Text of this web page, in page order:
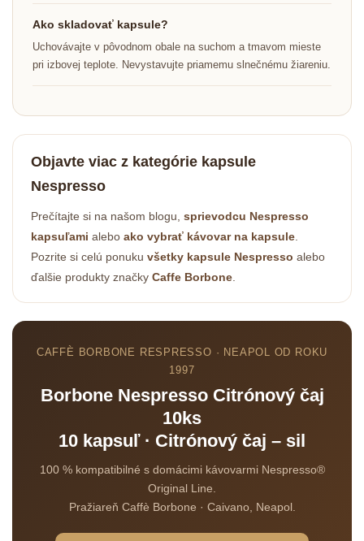
Ako skladovať kapsule?
Uchovávajte v pôvodnom obale na suchom a tmavom mieste
pri izbovej teplote. Nevystavujte priamemu slnečnému žiareniu.
Objavte viac z kategórie kapsule
Nespresso
Prečítajte si na našom blogu, sprievodcu Nespresso
kapsuľami alebo ako vybrať kávovar na kapsule
Pozrite si celú ponuku všetky kapsule Nespresso alebo
ďalšie produkty značky Caffe Borbone
CAFFÈ BORBONE RESPRESSO · NEAPOL OD ROKU
1997
Borbone Nespresso Citrónový čaj
10ks
10 kapsuľ · Citrónový čaj – sil
100 % kompatibilné s domácimi kávovarmi Nespresso®
Original Line.
Pražiareň Caffè Borbone · Caivano, Neapol.
Powered by chaterimo